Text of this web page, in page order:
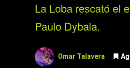
La Loba rescató el
Paulo Dybala.
Omar Talavera